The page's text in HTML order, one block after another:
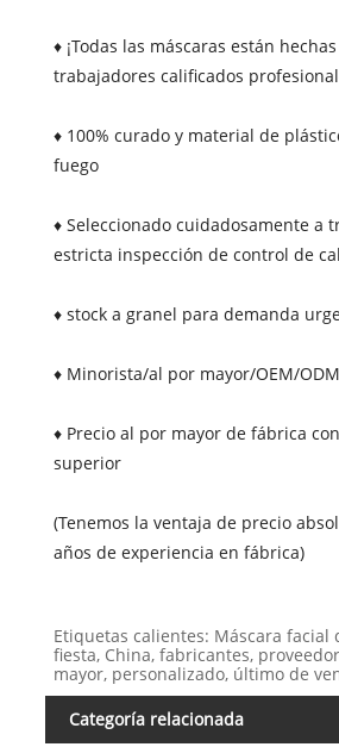
♦ ¡Todas las máscaras están
trabajadores calificados
♦ 100% curado y material de
fuego
♦ Seleccionado cuidadosamente a
estricta inspección de control de
♦ stock a granel para demanda
♦ Minorista/al por mayor/OEM/
♦ Precio al por mayor de fábrica
superior
(Tenemos la ventaja de precio
años de experiencia en fábrica)
Etiquetas calientes: Máscara facial
fiesta, China, fabricantes,
mayor, personalizado, último de
Categoría relacionada